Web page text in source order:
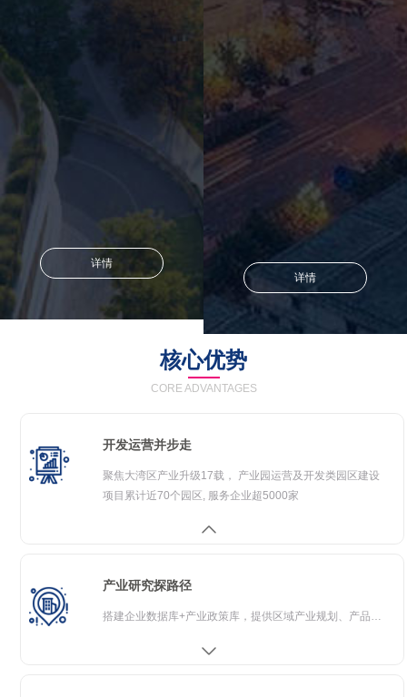
详情
详情
核心优势
CORE ADVANTAGES
开发运营并步走
聚焦大湾区产业升级17载， 产业园运营及开发类园区建设
项目累计近70个园区, 服务企业超5000家
产业研究探路径
搭建企业数据库+产业政策库，提供区域产业规划、产品结构设计、招商引资咨询、园区管理运营等服务